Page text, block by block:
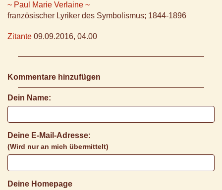
~ Paul Marie Verlaine ~
französischer Lyriker des Symbolismus; 1844-1896
Zitante 09.09.2016, 04.00
Kommentare hinzufügen
Dein Name:
Deine E-Mail-Adresse:
(Wird nur an mich übermittelt)
Deine Homepage